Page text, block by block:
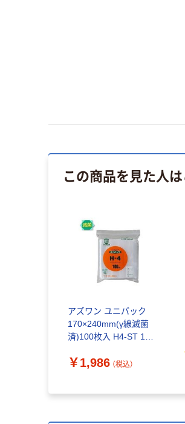
この商品を見た人
アズワン ユニパック
170×240mm(γ線滅菌
済)100枚入 H4-ST 1袋
品）
￥1,986 （税込）